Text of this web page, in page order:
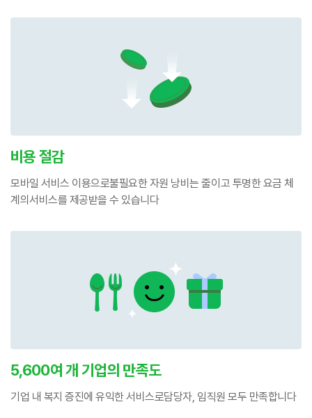
비용 절감
모바일 서비스 이용으로불필요한 자원 낭비는 줄이고 투명한 요금 체
계의서비스를 제공받을 수 있습니다
5,600여 개 기업의 만족도
기업 내 복지 증진에 유익한 서비스로담당자, 임직원 모두 만족합니다